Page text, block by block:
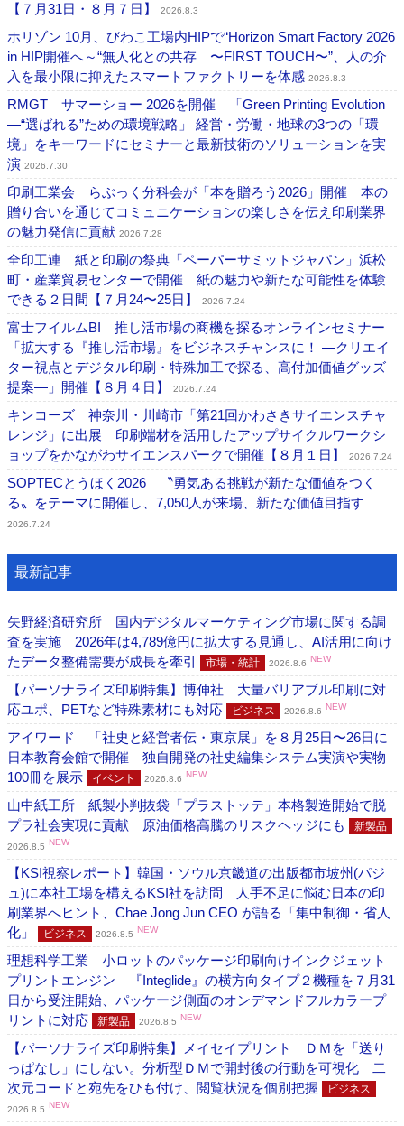
【７月31日・８月７日】
2026.8.3
ホリゾン 10月、びわこ工場内HIPで“Horizon Smart Factory 2026
in HIP開催へ～“無人化との共存 〜FIRST TOUCH〜”、人の介
入を最小限に抑えたスマートファクトリーを体感 2026.8.3
RMGT サマーショー 2026を開催 「Green Printing Evolution
―“選ばれる”ための環境戦略」 経営・労働・地球の3つの「環
境」をキーワードにセミナーと最新技術のソリューションを実
演 2026.7.30
印刷工業会 らぶっく分科会が「本を贈ろう2026」開催 本の
贈り合いを通じてコミュニケーションの楽しさを伝え印刷業界
の魅力発信に貢献 2026.7.28
全印工連 紙と印刷の祭典「ペーパーサミットジャパン」浜松
町・産業貿易センターで開催 紙の魅力や新たな可能性を体験
できる２日間【７月24〜25日】
2026.7.24
富士フイルムBI 推し活市場の商機を探るオンラインセミナー
「拡大する『推し活市場』をビジネスチャンスに！ ―クリエイ
ター視点とデジタル印刷・特殊加工で探る、高付加価値グッズ
提案―」開催【８月４日】
2026.7.24
キンコーズ 神奈川・川崎市「第21回かわさきサイエンスチャ
レンジ」に出展 印刷端材を活用したアップサイクルワークシ
ョップをかながわサイエンスパークで開催【８月１日】
2026.7.24
SOPTECとうほく2026 〝勇気ある挑戦が新たな価値をつく
る〟をテーマに開催し、7,050人が来場、新たな価値目指す
2026.7.24
最新記事
矢野経済研究所 国内デジタルマーケティング市場に関する調
査を実施 2026年は4,789億円に拡大する見通し、AI活用に向け
たデータ整備需要が成長を牽引
市場・統計 2026.8.6 NEW
【パーソナライズ印刷特集】博伸社 大量バリアブル印刷に対
応ユポ、PETなど特殊素材にも対応
ビジネス 2026.8.6 NEW
アイワード 「社史と経営者伝・東京展」を８月25日〜26日に
日本教育会館で開催 独自開発の社史編集システム実演や実物
100冊を展示
イベント 2026.8.6 NEW
山中紙工所 紙製小判抜袋「プラストッテ」本格製造開始で脱
プラ社会実現に貢献 原油価格高騰のリスクヘッジにも
新製品
2026.8.5 NEW
【KSI視察レポート】韓国・ソウル京畿道の出版都市坡州(パジ
ュ)に本社工場を構えるKSI社を訪問 人手不足に悩む日本の印
刷業界へヒント、Chae Jong Jun CEO が語る「集中制御・省人
化」
ビジネス 2026.8.5 NEW
理想科学工業 小ロットのパッケージ印刷向けインクジェット
プリントエンジン 『Integlide』の横方向タイプ２機種を７月31
日から受注開始、パッケージ側面のオンデマンドフルカラープ
リントに対応
新製品 2026.8.5 NEW
【パーソナライズ印刷特集】メイセイプリント ＤＭを「送り
っぱなし」にしない。分析型ＤＭで開封後の行動を可視化 二
次元コードと宛先をひも付け、閲覧状況を個別把握
ビジネス
2026.8.5 NEW